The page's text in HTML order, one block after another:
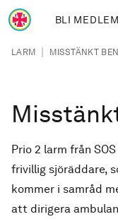
Hoppa till huvudinnehåll
BLI MEDLEM
Länkstig
LARM | MISSTÄNKT
Prio 2 larm från
frivillig sjöräddare,
kommer i samråd
att dirigera